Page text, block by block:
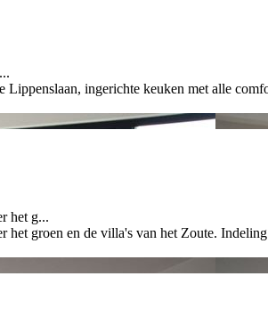
ingerichte keuken met alle
het g...
groen en de villa's van het Zoute.